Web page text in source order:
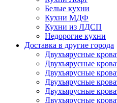
Белые кухни
Кухни МДФ
Кухни из ЛДСП
Недорогие кухни
Доставка в другие города
Двухъярусные
Двухъярусные
Двухъярусные
Двухъярусные
Двухъярусные
Двухъярусные